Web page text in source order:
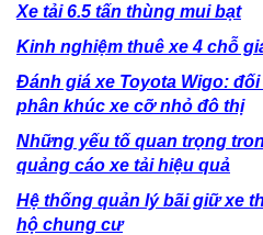
Xe tải 6.5 tấn thùng mui bạt
Kinh nghiệm thuê xe 4 chỗ
Đánh giá xe Toyota Wigo:
phân khúc xe cỡ nhỏ đô thị
Những yếu tố quan trọng
quảng cáo xe tải hiệu quả
Hệ thống quản lý bãi giữ xe
hộ chung cư